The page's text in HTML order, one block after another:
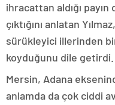
ihracattan aldığı payın
çıktığını anlatan
sürükleyici illerinden
koyduğunu dile getirdi.
Mersin, Adana
anlamda da çok ciddi